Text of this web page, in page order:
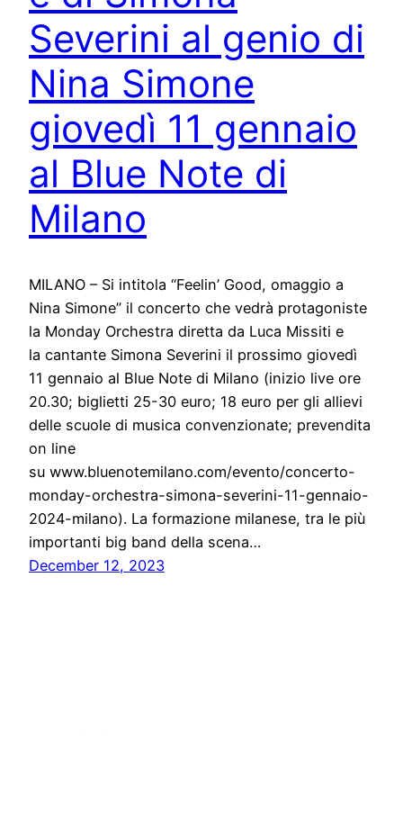
Severini al genio di
Nina Simone
giovedì 11 gennaio
al Blue Note di
Milano
MILANO – Si intitola “Feelin’ Good, omaggio a
Nina Simone” il concerto che vedrà protagoniste
la Monday Orchestra diretta da Luca Missiti e
la cantante Simona Severini il prossimo giovedì
11 gennaio al Blue Note di Milano (inizio live ore
20.30; biglietti 25-30 euro; 18 euro per gli allievi
delle scuole di musica convenzionate; prevendita
on line
su www.bluenotemilano.com/evento/concerto-
monday-orchestra-simona-severini-11-gennaio-
2024-milano). La formazione milanese, tra le più
importanti big band della scena…
December 12, 2023